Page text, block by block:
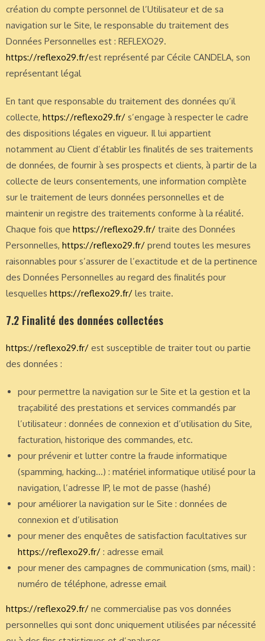
création du compte personnel de l’Utilisateur et de sa
navigation sur le Site, le responsable du traitement des
Données Personnelles est : REFLEXO29.
https://reflexo29.fr/est représenté par Cécile CANDELA, son
représentant légal
En tant que responsable du traitement des données qu’il
collecte, https://reflexo29.fr/ s’engage à respecter le cadre
des dispositions légales en vigueur. Il lui appartient
notamment au Client d’établir les finalités de ses traitements
de données, de fournir à ses prospects et clients, à partir de la
collecte de leurs consentements, une information complète
sur le traitement de leurs données personnelles et de
maintenir un registre des traitements conforme à la réalité.
Chaque fois que https://reflexo29.fr/ traite des Données
Personnelles, https://reflexo29.fr/ prend toutes les mesures
raisonnables pour s’assurer de l’exactitude et de la pertinence
des Données Personnelles au regard des finalités pour
lesquelles https://reflexo29.fr/ les traite.
7.2 Finalité des données collectées
https://reflexo29.fr/ est susceptible de traiter tout ou partie
des données :
pour permettre la navigation sur le Site et la gestion et la
traçabilité des prestations et services commandés par
l’utilisateur : données de connexion et d’utilisation du Site,
facturation, historique des commandes, etc.
pour prévenir et lutter contre la fraude informatique
(spamming, hacking…) : matériel informatique utilisé pour la
navigation, l’adresse IP, le mot de passe (hashé)
pour améliorer la navigation sur le Site : données de
connexion et d’utilisation
pour mener des enquêtes de satisfaction facultatives sur
https://reflexo29.fr/ : adresse email
pour mener des campagnes de communication (sms, mail) :
numéro de téléphone, adresse email
https://reflexo29.fr/ ne commercialise pas vos données
personnelles qui sont donc uniquement utilisées par nécessité